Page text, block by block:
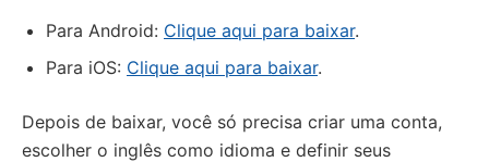
Para Android: Clique aqui para baixar.
Para iOS: Clique aqui para baixar.
Depois de baixar, você só precisa criar uma conta,
escolher o inglês como idioma e definir seus